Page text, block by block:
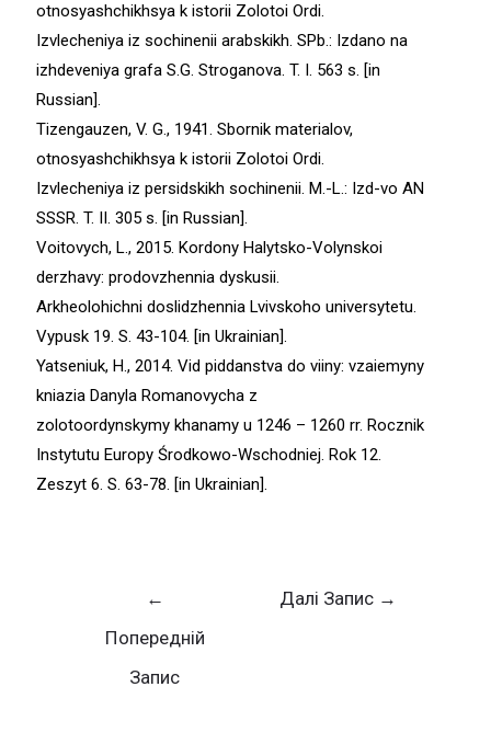
otnosyashchikhsya k istorіi Zolotoi Ordi.
Izvlechenіya iz sochinenіi arabskikh. SPb.: Izdano na
izhdeveniya grafa S.G. Stroganova. T. І. 563 s. [in
Russian].
Tizengauzen, V. G., 1941. Sbornik materialov,
otnosyashchikhsya k istorii Zolotoi Ordi.
Izvlecheniya iz persidskikh sochinenii. M.-L.: Izd-vo AN
SSSR. T. ІІ. 305 s. [in Russian].
Voitovych, L., 2015. Kordony Halytsko-Volynskoi
derzhavy: prodovzhennia dyskusii.
Arkheolohichni doslidzhennia Lvivskoho universytetu.
Vypusk 19. S. 43-104. [in Ukrainian].
Yatseniuk, H., 2014. Vid piddanstva do viiny: vzaiemyny
kniazia Danyla Romanovycha z
zolotoordynskymy khanamy u 1246 – 1260 rr. Rocznik
Instytutu Europy Środkowo-Wschodniej. Rok 12.
Zeszyt 6. S. 63-78. [in Ukrainian].
←
Попередній
Запис
Далі Запис →